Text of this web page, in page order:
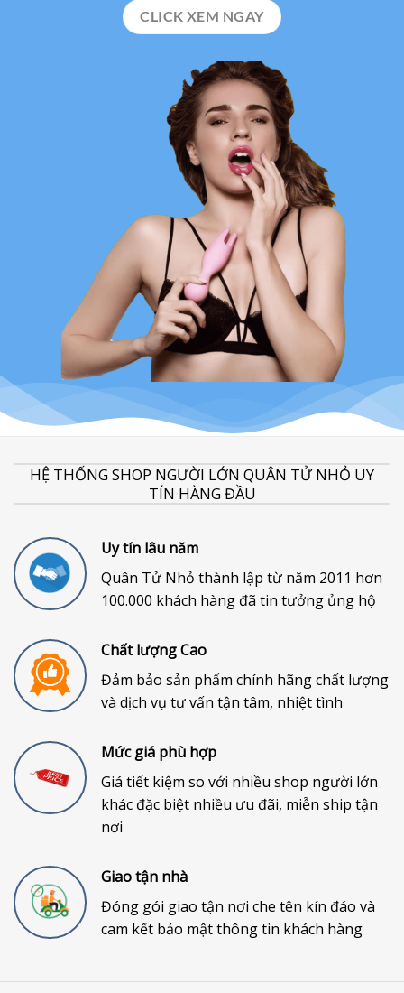
CLICK XEM NGAY
HỆ THỐNG SHOP NGƯỜI LỚN QUÂN TỬ NHỎ UY
TÍN HÀNG ĐẦU
Uy tín lâu năm
Quân Tử Nhỏ thành lập từ năm 2011 hơn
100.000 khách hàng đã tin tưởng ủng hộ
Chất lượng Cao
Đảm bảo sản phẩm chính hãng chất lượng
và dịch vụ tư vấn tận tâm, nhiệt tình
Mức giá phù hợp
Giá tiết kiệm so với nhiều shop người lớn
khác đặc biệt nhiều ưu đãi, miễn ship tận
nơi
Giao tận nhà
Đóng gói giao tận nơi che tên kín đáo và
cam kết bảo mật thông tin khách hàng